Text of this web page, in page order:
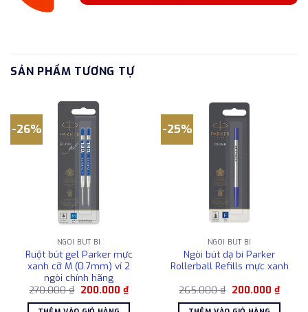
SẢN PHẨM TƯƠNG TỰ
-26%
NGÒI BÚT BI
Ruột bút gel Parker mực
xanh cỡ M (0.7mm) vỉ 2
ngòi chính hãng
270.000₫ Giá
là:
200.000 ₫Giá
tại
-25%
NGÒI BÚT BI
Ngòi bút dạ bi Parker
Rollerball Refills mực xanh
265.000₫ Giá
là:
200.000 ₫Giá
tại